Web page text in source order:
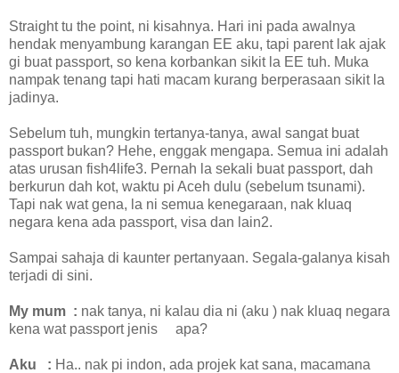
Straight tu the point, ni kisahnya. Hari ini pada awalnya
hendak menyambung karangan EE aku, tapi parent lak ajak
gi buat passport, so kena korbankan sikit la EE tuh. Muka
nampak tenang tapi hati macam kurang berperasaan sikit la
jadinya.
Sebelum tuh, mungkin tertanya-tanya, awal sangat buat
passport bukan? Hehe, enggak mengapa. Semua ini adalah
atas urusan fish4life3. Pernah la sekali buat passport, dah
berkurun dah kot, waktu pi Aceh dulu (sebelum tsunami).
Tapi nak wat gena, la ni semua kenegaraan, nak kluaq
negara kena ada passport, visa dan lain2.
Sampai sahaja di kaunter pertanyaan. Segala-galanya kisah
terjadi di sini.
My mum : nak tanya, ni kalau dia ni (aku ) nak kluaq negara
kena wat passport jenis
apa?
Aku : Ha.. nak pi indon, ada projek kat sana, macamana